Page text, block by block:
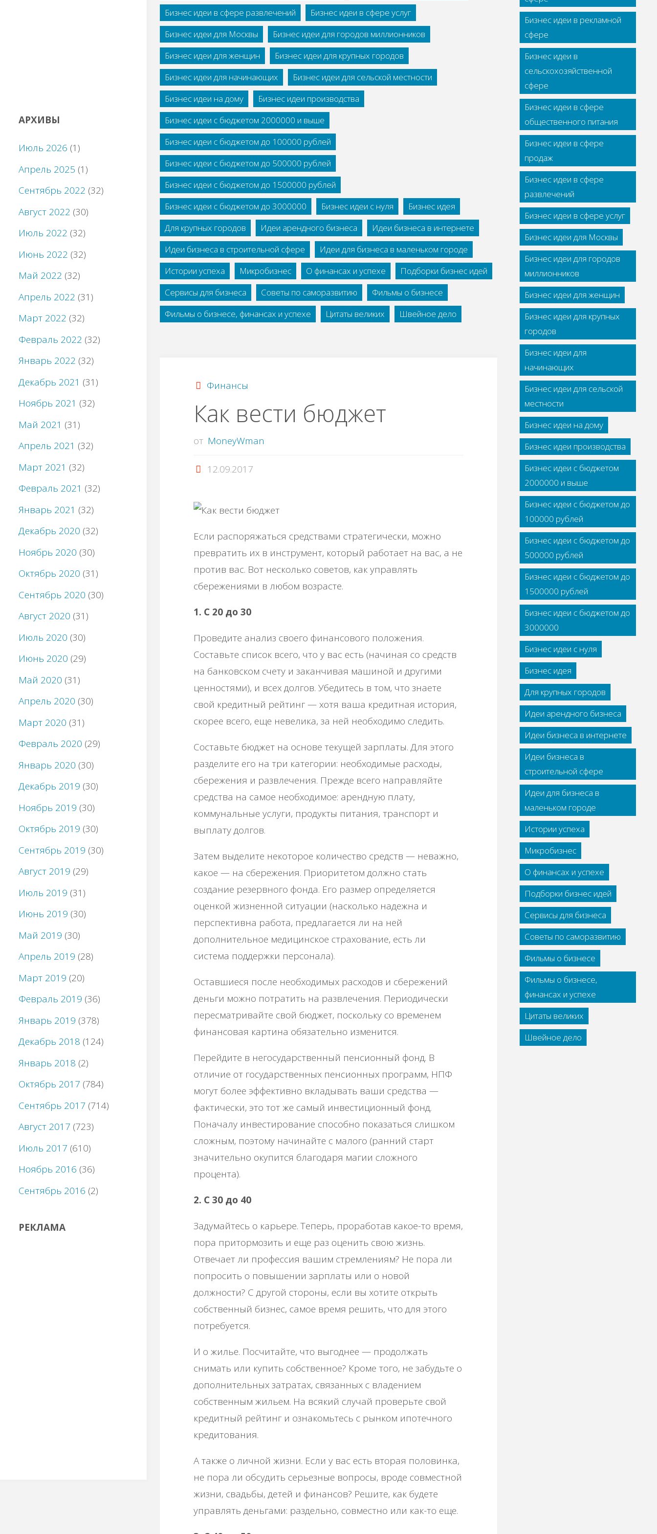
Бизнес идеи в сфере развлечений
Бизнес идеи в сфере услуг
Бизнес идеи для Москвы
Бизнес идеи для городов миллионников
Бизнес идеи для женщин
Бизнес идеи для крупных городов
Бизнес идеи для начинающих
Бизнес идеи для сельской местности
Бизнес идеи на дому
Бизнес идеи производства
Бизнес идеи с бюджетом 2000000 и выше
Бизнес идеи с бюджетом до 100000 рублей
Бизнес идеи с бюджетом до 500000 рублей
Бизнес идеи с бюджетом до 1500000 рублей
Бизнес идеи с бюджетом до 3000000
Бизнес идеи с нуля
Бизнес идея
Для крупных городов
Идеи арендного бизнеса
Идеи бизнеса в интернете
Идеи бизнеса в строительной сфере
Идеи для бизнеса в маленьком городе
Истории успеха
Микробизнес О финансах и успехе
Подборки бизнес идей
Сервисы для бизнеса
Советы по саморазвитию
Фильмы о бизнесе
Фильмы о бизнесе, финансах и успехе
Цитаты великих Швейное дело
Финансы
Как вести бюджет
от MoneyWman
12.09.2017
Если распоряжаться средствами стратегически, можно
превратить их в инструмент, который работает на вас, а не
против вас. Вот несколько советов, как управлять
сбережениями в любом возрасте.
1. С 20 до 30
Проведите анализ своего финансового положения.
Составьте список всего, что у вас есть (начиная со средств
на банковском счету и заканчивая машиной и другими
ценностями), и всех долгов. Убедитесь в том, что знаете
свой кредитный рейтинг — хотя ваша кредитная история,
скорее всего, еще невелика, за ней необходимо следить.
Составьте бюджет на основе текущей зарплаты. Для этого
разделите его на три категории: необходимые расходы,
сбережения и развлечения. Прежде всего направляйте
средства на самое необходимое: арендную плату,
коммунальные услуги, продукты питания, транспорт и
выплату долгов.
Затем выделите некоторое количество средств — неважно,
какое — на сбережения. Приоритетом должно стать
создание резервного фонда. Его размер определяется
оценкой жизненной ситуации (насколько надежна и
перспективна работа, предлагается ли на ней
дополнительное медицинское страхование, есть ли
система поддержки персонала).
Оставшиеся после необходимых расходов и сбережений
деньги можно потратить на развлечения. Периодически
пересматривайте свой бюджет, поскольку со временем
финансовая картина обязательно изменится.
Перейдите в негосударственный пенсионный фонд. В
отличие от государственных пенсионных программ, НПФ
могут более эффективно вкладывать ваши средства —
фактически, это тот же самый инвестиционный фонд.
Поначалу инвестирование способно показаться слишком
сложным, поэтому начинайте с малого (ранний старт
значительно окупится благодаря магии сложного
процента).
2. С 30 до 40
Задумайтесь о карьере. Теперь, проработав какое-то время,
пора притормозить и еще раз оценить свою жизнь.
Отвечает ли профессия вашим стремлениям? Не пора ли
попросить о повышении зарплаты или о новой
должности? С другой стороны, если вы хотите открыть
собственный бизнес, самое время решить, что для этого
потребуется.
И о жилье. Посчитайте, что выгоднее — продолжать
снимать или купить собственное? Кроме того, не забудьте о
дополнительных затратах, связанных с владением
собственным жильем. На всякий случай проверьте свой
кредитный рейтинг и ознакомьтесь с рынком ипотечного
кредитования.
А также о личной жизни. Если у вас есть вторая половинка,
не пора ли обсудить серьезные вопросы, вроде совместной
жизни, свадьбы, детей и финансов? Решите, как будете
управлять деньгами: раздельно, совместно или как-то еще.
АРХИВЫ
Июль 2026 (1)
Апрель 2025 (1)
Сентябрь 2022 (32)
Август 2022 (30)
Июль 2022 (32)
Июнь 2022 (32)
Май 2022 (32)
Апрель 2022 (31)
Март 2022 (32)
Февраль 2022 (32)
Январь 2022 (32)
Декабрь 2021 (31)
Ноябрь 2021 (32)
Май 2021 (31)
Апрель 2021 (32)
Март 2021 (32)
Февраль 2021 (32)
Январь 2021 (32)
Декабрь 2020 (32)
Ноябрь 2020 (30)
Октябрь 2020 (31)
Сентябрь 2020 (30)
Август 2020 (31)
Июль 2020 (30)
Июнь 2020 (29)
Май 2020 (31)
Апрель 2020 (30)
Март 2020 (31)
Февраль 2020 (29)
Январь 2020 (30)
Декабрь 2019 (30)
Ноябрь 2019 (30)
Октябрь 2019 (30)
Сентябрь 2019 (30)
Август 2019 (29)
Июль 2019 (31)
Июнь 2019 (30)
Май 2019 (30)
Апрель 2019 (28)
Март 2019 (20)
Февраль 2019 (36)
Январь 2019 (378)
Декабрь 2018 (124)
Январь 2018 (2)
Октябрь 2017 (784)
Сентябрь 2017 (714)
Август 2017 (723)
Июль 2017 (610)
Ноябрь 2016 (36)
Сентябрь 2016 (2)
РЕКЛАМА
Бизнес идеи в рекламной
сфере
Бизнес идеи в
сельскохозяйственной
сфере
Бизнес идеи в сфере
общественного питания
Бизнес идеи в сфере
продаж
Бизнес идеи в сфере
развлечений
Бизнес идеи в сфере услуг
Бизнес идеи для Москвы
Бизнес идеи для городов
миллионников
Бизнес идеи для женщин
Бизнес идеи для крупных
городов
Бизнес идеи для
начинающих
Бизнес идеи для сельской
местности
Бизнес идеи на дому
Бизнес идеи производства
Бизнес идеи с бюджетом
2000000 и выше
Бизнес идеи с бюджетом до
100000 рублей
Бизнес идеи с бюджетом до
500000 рублей
Бизнес идеи с бюджетом до
1500000 рублей
Бизнес идеи с бюджетом до
3000000
Бизнес идеи с нуля
Бизнес идея
Для крупных городов
Идеи арендного бизнеса
Идеи бизнеса в интернете
Идеи бизнеса в
строительной сфере
Идеи для бизнеса в
маленьком городе
Истории успеха
Микробизнес
О финансах и успехе
Подборки бизнес идей
Сервисы для бизнеса
Советы по саморазвитию
Фильмы о бизнесе
Фильмы о бизнесе,
финансах и успехе
Цитаты великих
Швейное дело